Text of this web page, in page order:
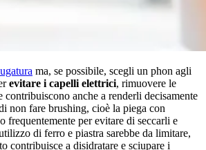
ma, se possibile, scegli un phon agli
evitare i capelli elettrici, rimuovere le
contribuiscono anche a renderli decisamente
non fare brushing, cioè la piega con
frequentemente per evitare di seccarli e
di ferro e piastra sarebbe da limitare,
contribuisce a disidratare e sciupare i